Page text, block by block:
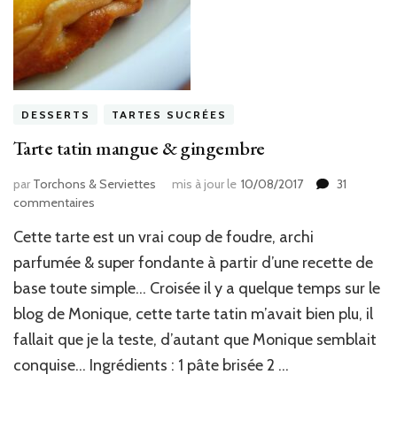
DESSERTS TARTES SUCRÉES
Tarte tatin mangue & gingembre
par Torchons & Serviettes mis à jour le 10/08/2017
31
commentaires
tatin
mangue
gingembre
Cette tarte est un vrai coup de foudre, archi
parfumée & super fondante à partir d’une recette de
base toute simple… Croisée il y a quelque temps sur le
blog de Monique, cette tarte tatin m’avait bien plu, il
fallait que je la teste, d’autant que Monique semblait
conquise… Ingrédients : 1 pâte brisée 2 …